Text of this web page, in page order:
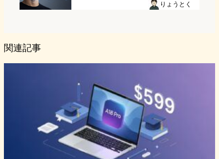
りょうとく
関連記事